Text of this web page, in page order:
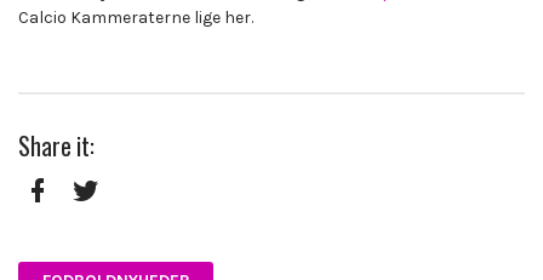
Calcio Kammeraterne lige her.
Share it: